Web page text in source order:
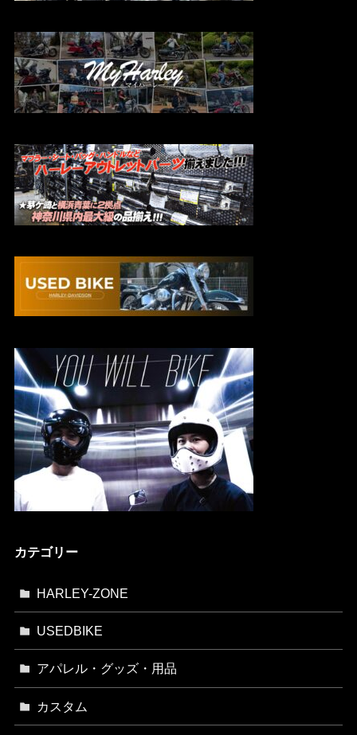
カテゴリー
HARLEY-ZONE
USEDBIKE
アパレル・グッズ・用品
カスタム